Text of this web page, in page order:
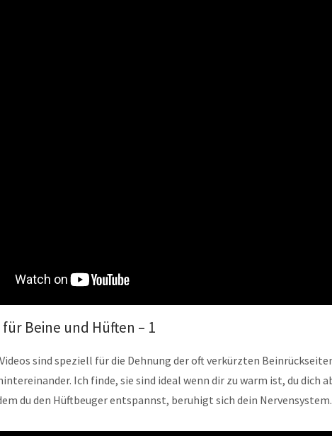
Beine und Hüften – 1
sind speziell für die Dehnung der oft verkürzten
Ich finde, sie sind ideal wenn dir zu warm ist, du
du den Hüftbeuger entspannst, beruhigt sich dein